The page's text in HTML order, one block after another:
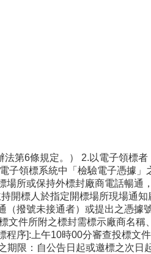
第6條規定。） 2.以電子領標者
子領標系統中「檢驗電子憑據」
所或保持外標封廠商電話暢通
開標人於指定開標場所現場通
撥號未接通者）或提出之憑據
文件所附之標封需標示廠商名稱
序]:上午10時00分審查投標文
期限：自公告日起或邀標之次日